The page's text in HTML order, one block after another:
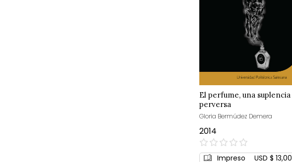
El perfume, una suplencia
perversa
Gloria Bermúdez Demera
2014
0%
Impreso USD $ 13,00